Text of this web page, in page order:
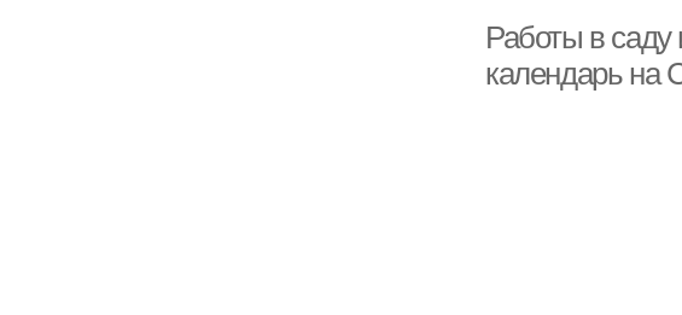
Работы в
календарь на